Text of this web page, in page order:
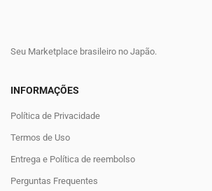
Seu Marketplace brasileiro no Japão.
INFORMAÇÕES
Política de Privacidade
Termos de Uso
Entrega e Política de reembolso
Perguntas Frequentes